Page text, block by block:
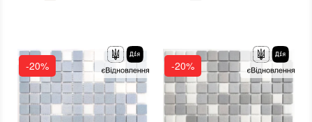
Форма чипа
Квадратная
Основа: Сетка
Назначение
В интерьере, Для бани, Для бассейна, Для ванной комнаты и туалета, Для гостинной, Для душевой, Для кухни, Для спальни, Для фартука, Для фасада, Для хамама
Количество в упаковке
Вес модуля: 0,7 кг
Размеры чипа: 24x24 мм
Форма чипа: Квадратная
Основа: Сетка
Назначение
В интерьере, Для бани, Для бассейна, Для ванной комнаты и туалета, Для гостинной, Для душевой, Для кухни, Для спальни, Для фартука, Для фасада, Для хамама
Количество в упаковке
Вес модуля:
0,7 кг
Размеры чипа: 24x24 мм
-20% -20%